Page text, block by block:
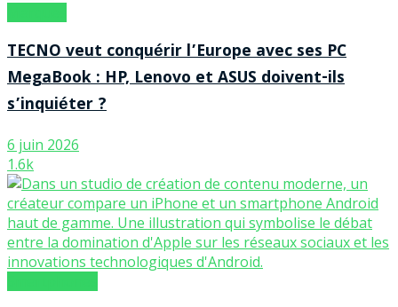
TECNO veut conquérir l’Europe avec ses PC
MegaBook : HP, Lenovo et ASUS doivent-ils
s’inquiéter ?
6 juin 2026
1.6k